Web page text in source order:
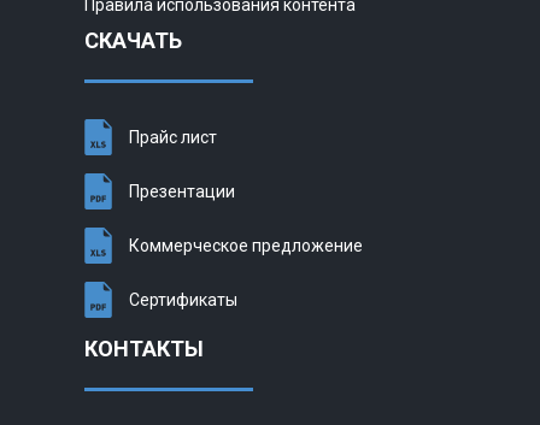
Правила использования контента
СКАЧАТЬ
Прайс лист
Презентации
Коммерческое предложение
Сертификаты
КОНТАКТЫ